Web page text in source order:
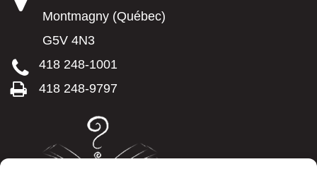
Montmagny (Québec)
G5V 4N3
418 248-1001
418 248-9797